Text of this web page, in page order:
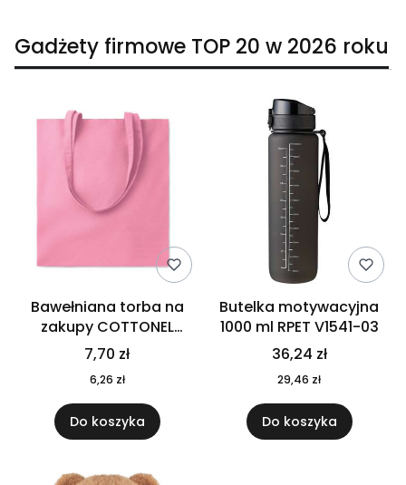
Gadżety firmowe TOP 20 w 2026 roku
Bawełniana torba na
zakupy COTTONEL
COLOUR++ MO9846-11
7,70 zł
6,26 zł
Do koszyka
Butelka motywacyjna
1000 ml RPET V1541-03
36,24 zł
29,46 zł
Do koszyka